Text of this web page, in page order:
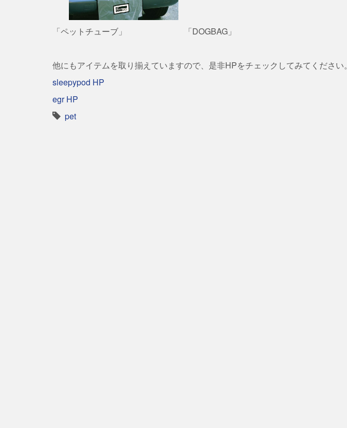
「ペットチューブ」 「DOGBAG」
他にもアイテムを取り揃えていますので、是非HPをチェックしてみてください。
sleepypod HP
egr HP
pet